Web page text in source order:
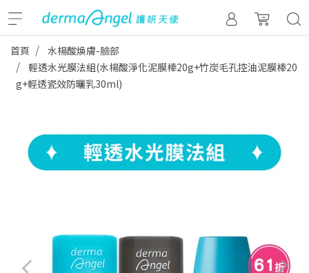
首頁
水楊酸煥膚-臉部
輕透水光膜法組(水楊酸淨化泥膜棒20g+竹炭毛孔控油泥膜棒20
g+輕透瓷效防曬乳30ml)